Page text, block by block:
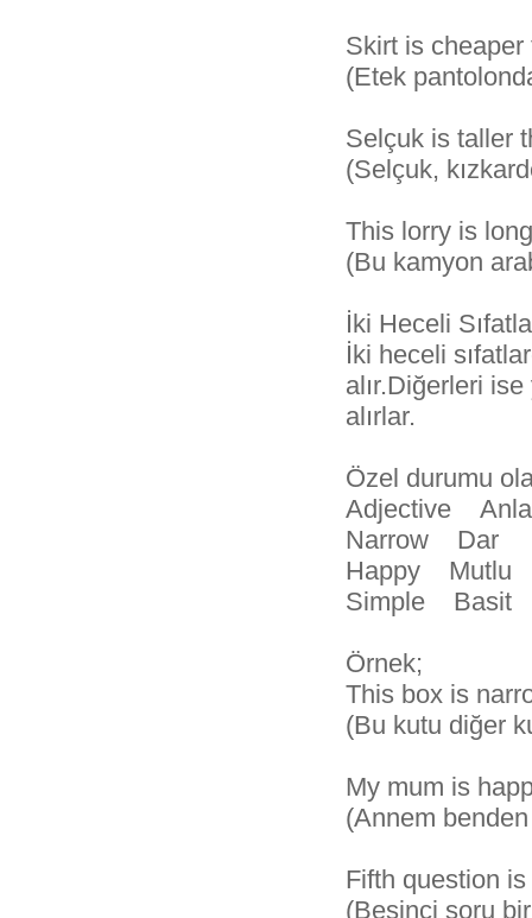
Skirt is cheaper
(Etek
Selçuk is taller
(Selçuk,
This lorry is
(Bu kamyon
İki Heceli
İki heceli
alır.Diğerleri
alırlar.
Özel durumu
Adjective
Narrow Dar
Happy
Simple
Örnek;
This box is
(Bu kutu diğer
My mum is
(Annem
Fifth question
(Beşinci soru